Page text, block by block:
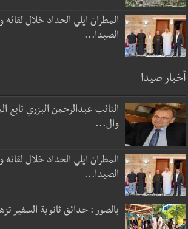
المطران ايلي الحداد خلال لقائه
الصيدا...
أخبار صيدا
النائب عبدالرحمن البزري تابع
وال...
المطران ايلي الحداد خلال لقائه
الصيدا...
بالصور : حدائق ثانوية السفير